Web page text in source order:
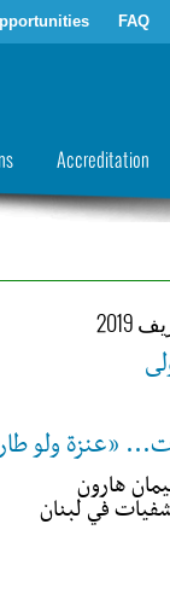
FAQ
Accreditation
«عنزة ولو
هارون
في لبنان